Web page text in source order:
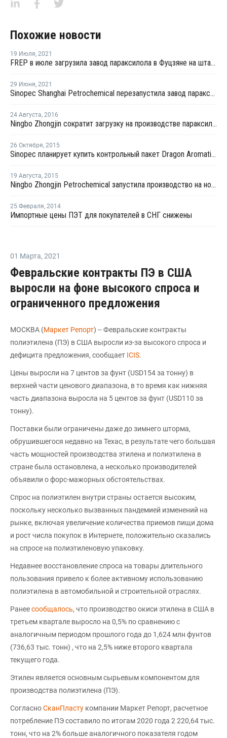
Похожие новости
19 Июля, 2021
FREP в июле загрузила завод параксилола в Фуцзяне на штатном уровне
29 Июня, 2021
Sinopec Shanghai Petrochemical перезапустила завод параксилола № 1 после планового ремонта
24 Августа, 2016
Ningbo Zhongjin сократит загрузку на производстве параксилола в Китае
26 Октября, 2015
Sinopec планирует купить контрольный пакет Dragon Aromatics
19 Августа, 2015
Ningbo Zhongjin Petrochemical запустила производство на новом заводе параксилола в Китае
25 Февраля, 2014
Импортные цены ПЭТ для покупателей в СНГ снижены
01 Марта, 2021
Февральские контракты ПЭ в США
выросли на фоне высокого спроса и
ограниченного предложения
МОСКВА (Маркет Репорт) -- Февральские контракты
полиэтилена (ПЭ) в США выросли из-за высокого спроса и
дефицита предложения, сообщает ICIS.
Цены выросли на 7 центов за фунт (USD154 за тонну) в
верхней части ценового диапазона, в то время как нижняя
часть диапазона выросла на 5 центов за фунт (USD110 за
тонну).
Поставки были ограничены даже до зимнего шторма,
обрушившегося недавно на Техас, в результате чего большая
часть мощностей производства этилена и полиэтилена в
стране была остановлена, а несколько производителей
объявили о форс-мажорных обстоятельствах.
Спрос на полиэтилен внутри страны остается высоким,
поскольку несколько вызванных пандемией изменений на
рынке, включая увеличение количества приемов пищи дома
и рост числа покупок в Интернете, положительно сказались
на спросе на полиэтиленовую упаковку.
Недавнее восстановление спроса на товары длительного
пользования привело к более активному использованию
полиэтилена в автомобильной и строительной отраслях.
Ранеесообщалось, что производство окиси этилена в США в
третьем квартале выросло на 0,5% по сравнению с
аналогичным периодом прошлого года до 1,624 млн фунтов
(736,63 тыс. тонн) , что на 2,5% ниже второго квартала
текущего года.
Этилен является основным сырьевым компонентом для
производства полиэтилена (ПЭ).
СогласноСканПласту компании Маркет Репорт, расчетное
потребление ПЭ составило по итогам 2020 года 2 220,64 тыс.
тонн, что на 2% больше аналогичного показателя годом